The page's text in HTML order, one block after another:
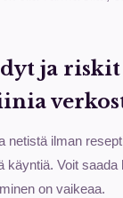
ja riskit
ilman
Voit
on vaikeaa.